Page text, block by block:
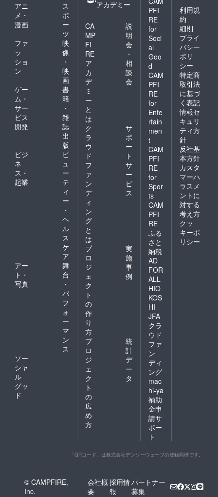
アニ
メ・
漫画
ス
ポ
ー
ツ
ファ
ッ
ショ
ン
映
像
・
映
画
ゲー
ム・
サー
ビス
開発
書
籍
・
雑
誌
出
版
ビジ
ネ
ス・
起業
ビ
ュ
ー
テ
ィ
ー
・
ヘ
ル
ス
ケ
ア
アー
ト・
写真
舞
台
・
パ
フ
ォ
ー
マ
ン
ス
ソー
シャ
ル
グッ
ド
アカデミー
CA
MP
FI
RE
ア
カ
デ
ミ
ー
と
は
説
明
会
・
相
談
会
ク
ラ
ウ
ド
フ
ァ
ン
デ
ィ
ン
グ
と
は
サ
ポ
ー
ト
サ
ー
ビ
ス
プ
ロ
ジ
ェ
ク
ト
の
作
り
方
実
施
事
例
プ
ロ
ジ
ェ
ク
ト
の
広
め
方
統
計
デ
ー
タ
PFI
RE
for
Soci
al
Goo
d
CAM
PFI
RE
for
Ente
rtain
men
t
CAM
PFI
RE
for
Spor
ts
CAM
PFI
RE
ふる
さと
納税
AD
FOR
ALL
HIO
KOS
HI
JFA
クラ
ウド
ファ
ン
ディ
ング
mac
hi-ya
補助
金申
請サ
ポー
ト
利用規
約
細則
プライ
バシー
ポリ
シー
特定商
取引法
に基づ
く表記
情報セ
キュリ
ティ方
針
反社基
本方針
カスタ
マーハ
ラスメ
ントに
対する
考え方
クッ
キーポ
リシー
「QRコード」は株式会社デンソーウェーブの登録商標です。
© CAMPFIRE,
Inc.
会社概
要
採用情
報
パートナー
募集